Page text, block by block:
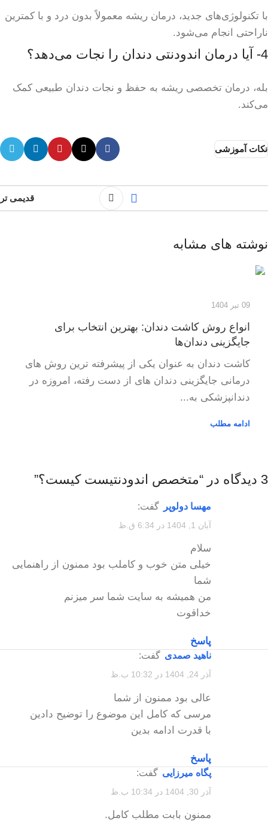
با تکنولوژی‌های جدید، درمان ریشه معمولاً بدون درد و با کمترین
ناراحتی انجام می‌شود.
4- آیا درمان اندودنتی دندان را نجات می‌دهد؟
بله، درمان تخصصی ریشه به حفظ و نجات دندان طبیعی کمک
می‌کند.
نکات آموزشی
قدیمی تر
نوشته های مشابه
09 تیر 1404
انواع روش کاشت دندان: بهترین انتخاب برای
جایگزینی دندان‌ها
کاشت دندان به عنوان یکی از پیشرفته ترین روش های
درمانی جایگزینی دندان های از دست رفته، امروزه در
دندانپزشکی به...
ادامه مطلب
3 دیدگاه در “ متخصص اندودنتیست کیست؟”
مهسا دولوپر گفت:
آبان 1, 1404 در 6:34 ق.ظ
سلام
خیلی متن خوب و کاملب بود ممنون از راهنمایی
شما
من همیشه به سایت شما سر میزنم
خداقوت
پاسخ
ناهید صمدی گفت:
آذر 24, 1404 در 10:32 ب.ظ
عالی بود ممنون از شما
مرسی که کامل این موضوع را توضیح دادین
با قدرت ادامه بدین
پاسخ
پگاه میرزایی گفت:
آذر 30, 1404 در 10:34 ب.ظ
ممنون بابت مطلب کامل.